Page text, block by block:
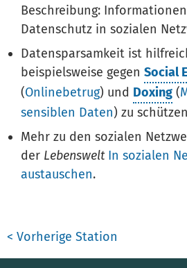
Beschreibung:
Datenschutz in sozialen
Datensparsamkeit ist
beispielsweise gegen Social
(Onlinebetrug) und Doxing (
sensiblen Daten) zu
Mehr zu den sozialen
der Lebenswelt In sozialen
austauschen.
< Vorherige Station